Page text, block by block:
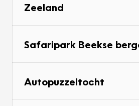
Zeeland
Safaripark Beekse
Autopuzzeltocht